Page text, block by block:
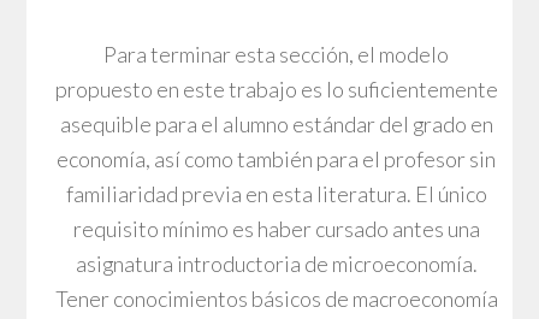
Para terminar esta sección, el modelo
propuesto en este trabajo es lo suficientemente
asequible para el alumno estándar del grado en
economía, así como también para el profesor sin
familiaridad previa en esta literatura. El único
requisito mínimo es haber cursado antes una
asignatura introductoria de microeconomía.
Tener conocimientos básicos de macroeconomía